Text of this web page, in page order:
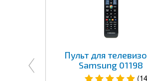
Пульт для
Samsung 01198